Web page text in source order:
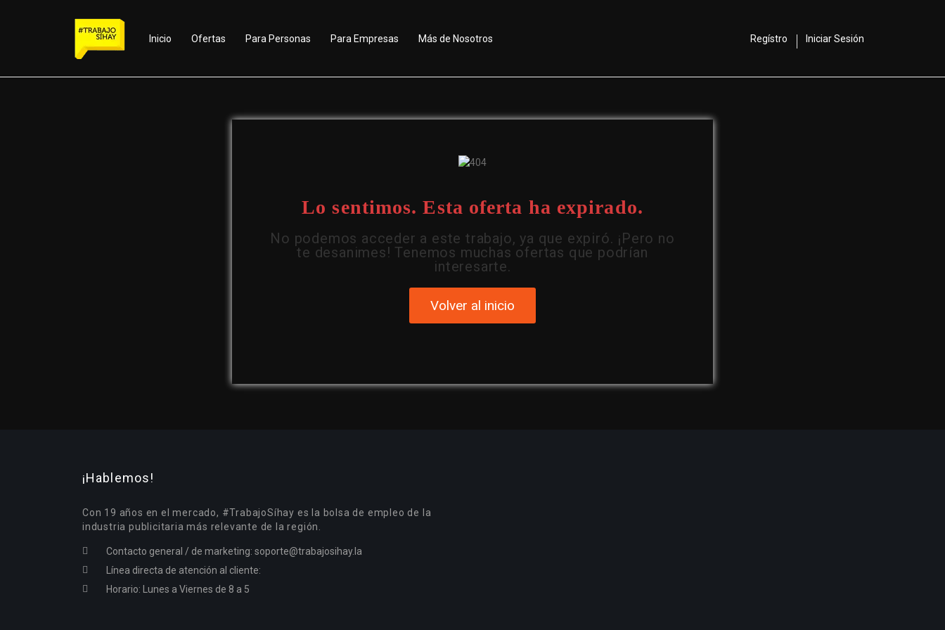
Inicio Ofertas Para Personas Para Empresas Más de Nosotros Regístro Iniciar Sesión
Lo sentimos. Esta oferta ha expirado.
No podemos acceder a este trabajo, ya que expiró. ¡Pero no
te desanimes! Tenemos muchas ofertas que podrían
interesarte.
Volver al inicio
¡Hablemos!
Con 19 años en el mercado, #TrabajoSíhay es la bolsa de empleo de la
industria publicitaria más relevante de la región.
Contacto general / de marketing: soporte@trabajosihay.la
Línea directa de atención al cliente:
Horario: Lunes a Viernes de 8 a 5